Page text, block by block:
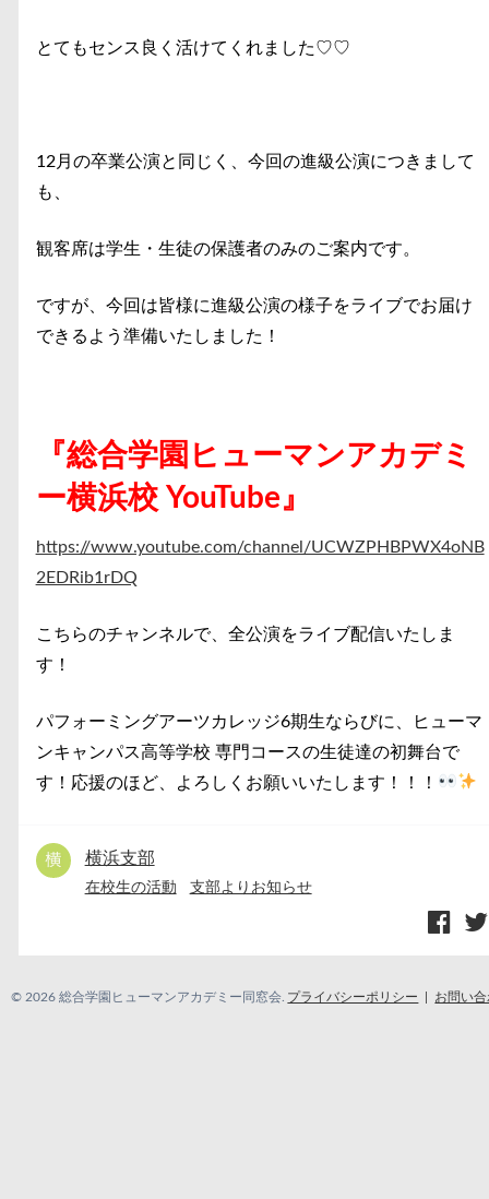
とてもセンス良く活けてくれました♡♡
12月の卒業公演と同じく、今回の進級公演につきまして
も、
観客席は学生・生徒の保護者のみのご案内です。
ですが、今回は皆様に進級公演の様子をライブでお届け
できるよう準備いたしました！
『総合学園ヒューマンアカデミ
ー横浜校 YouTube』
https://www.youtube.com/channel/UCWZPHBPWX4oNB
2EDRib1rDQ
こちらのチャンネルで、全公演をライブ配信いたしま
す！
パフォーミングアーツカレッジ6期生ならびに、ヒューマ
ンキャンパス高等学校 専門コースの生徒達の初舞台で
す！応援のほど、よろしくお願いいたします！！！
横浜支部
在校生の活動 支部よりお知らせ
© 2026 総合学園ヒューマンアカデミー同窓会. プライバシーポリシー お問い